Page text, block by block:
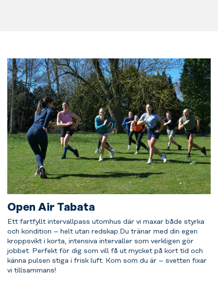
Open Air Tabata
Ett fartfyllt intervallpass utomhus där vi maxar både styrka
och kondition – helt utan redskap.Du tränar med din egen
kroppsvikt i korta, intensiva intervaller som verkligen gör
jobbet. Perfekt för dig som vill få ut mycket på kort tid och
känna pulsen stiga i frisk luft. Kom som du är – svetten fixar
vi tillsammans!